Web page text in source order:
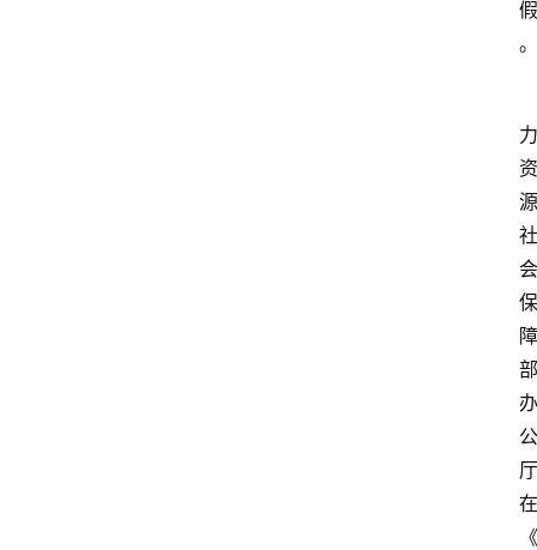
假
。
力
资
源
社
会
保
障
部
办
公
厅
在
《